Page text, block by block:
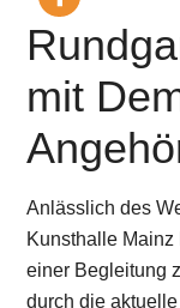
mit
Anlässlich des
Kunsthalle
einer Begleitung
durch die